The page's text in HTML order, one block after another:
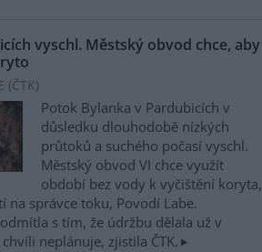
vyschl. Městský obvod chce, aby
(ČTK)
Potok Bylanka v Pardubicích v
důsledku dlouhodobě nízkých
průtoků a suchého počasí vyschl.
Městský obvod VI chce využít
období bez vody k vyčištění koryta,
na správce toku, Povodí Labe.
s tím, že údržbu dělala už v
neplánuje, zjistila ČTK.